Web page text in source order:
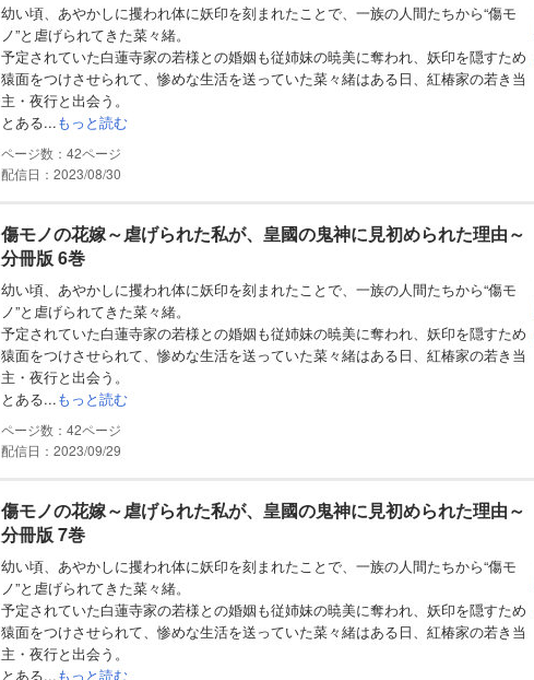
幼い頃、あやかしに攫われ体に妖印を刻まれたことで、一族の人間たちから“傷モ
ノ”と虐げられてきた菜々緒。
予定されていた白蓮寺家の若様との婚姻も従姉妹の暁美に奪われ、妖印を隠すため
猿面をつけさせられて、惨めな生活を送っていた菜々緒はある日、紅椿家の若き当
主・夜行と出会う。
とある...もっと読む
42
配信日：2023/08/30
傷モノの花嫁～虐げられた私が、皇國の鬼神に見初められた理由～
分冊版 6巻
幼い頃、あやかしに攫われ体に妖印を刻まれたことで、一族の人間たちから“傷モ
ノ”と虐げられてきた菜々緒。
予定されていた白蓮寺家の若様との婚姻も従姉妹の暁美に奪われ、妖印を隠すため
猿面をつけさせられて、惨めな生活を送っていた菜々緒はある日、紅椿家の若き当
主・夜行と出会う。
とある...もっと読む
42
配信日：2023/09/29
傷モノの花嫁～虐げられた私が、皇國の鬼神に見初められた理由～
分冊版 7巻
幼い頃、あやかしに攫われ体に妖印を刻まれたことで、一族の人間たちから“傷モ
ノ”と虐げられてきた菜々緒。
予定されていた白蓮寺家の若様との婚姻も従姉妹の暁美に奪われ、妖印を隠すため
猿面をつけさせられて、惨めな生活を送っていた菜々緒はある日、紅椿家の若き当
主・夜行と出会う。
とある...もっと読む